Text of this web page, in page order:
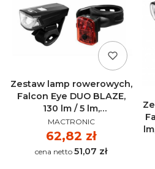
Zestaw lamp rowerowych,
Falcon Eye DUO BLAZE,
130 lm / 5 lm,
akumulatorowy
MACTRONIC - FBS0111
PRODUCENT
MACTRONIC
Cena
62,82 zł
Cena 51,07 zł